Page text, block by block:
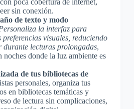
sin conexión.
de texto y modo
la interfaz para
visuales, reduciendo
durante lecturas prolongadas,
noches donde la luz ambiente es
de tus bibliotecas de
personales, organiza tus
en bibliotecas temáticas y
de lectura sin complicaciones,